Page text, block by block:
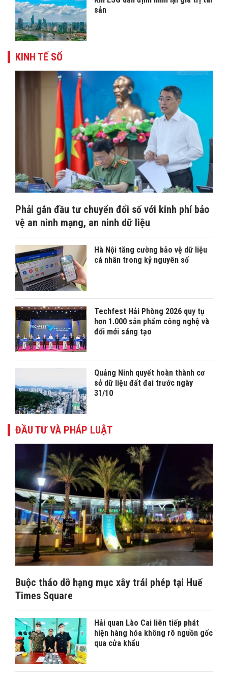
sản
KINH TẾ SỐ
Phải gắn đầu tư chuyển đổi số với kinh phí bảo
vệ an ninh mạng, an ninh dữ liệu
Hà Nội tăng cường bảo vệ dữ liệu
cá nhân trong kỷ nguyên số
Techfest Hải Phòng 2026 quy tụ
hơn 1.000 sản phẩm công nghệ và
đổi mới sáng tạo
Quảng Ninh quyết hoàn thành cơ
sở dữ liệu đất đai trước ngày
31/10
ĐẦU TƯ VÀ PHÁP LUẬT
Buộc tháo dỡ hạng mục xây trái phép tại Huế
Times Square
Hải quan Lào Cai liên tiếp phát
hiện hàng hóa không rõ nguồn gốc
qua cửa khẩu